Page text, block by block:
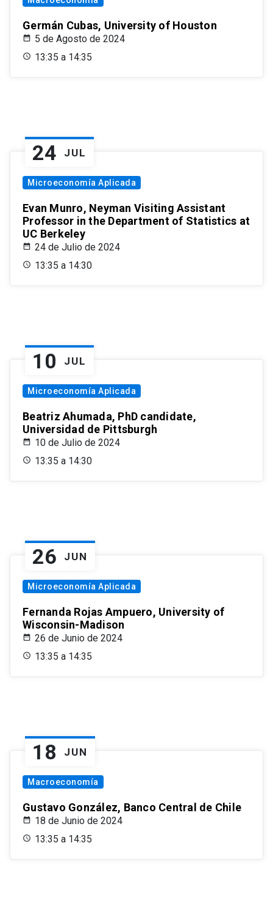
Germán Cubas, University of Houston
5 de Agosto de 2024
13:35 a 14:35
24 JUL
Microeconomía Aplicada
Evan Munro, Neyman Visiting Assistant
Professor in the Department of Statistics at
UC Berkeley
24 de Julio de 2024
13:35 a 14:30
10 JUL
Microeconomía Aplicada
Beatriz Ahumada, PhD candidate,
Universidad de Pittsburgh
10 de Julio de 2024
13:35 a 14:30
26 JUN
Microeconomía Aplicada
Fernanda Rojas Ampuero, University of
Wisconsin-Madison
26 de Junio de 2024
13:35 a 14:35
18 JUN
Macroeconomía
Gustavo González, Banco Central de Chile
18 de Junio de 2024
13:35 a 14:35